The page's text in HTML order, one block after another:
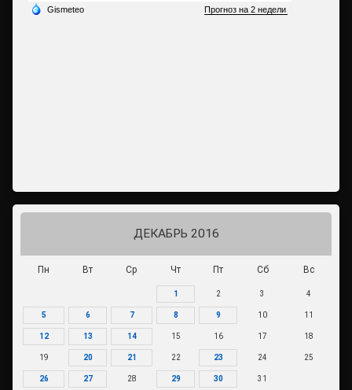
ДЕКАБРЬ 2016
Пн Вт Ср Чт Пт Сб Вс
1 2 3 4
5 6 7 8 9 10 11
12 13 14 15 16 17 18
19 20 21 22 23 24 25
26 27 28 29 30 31